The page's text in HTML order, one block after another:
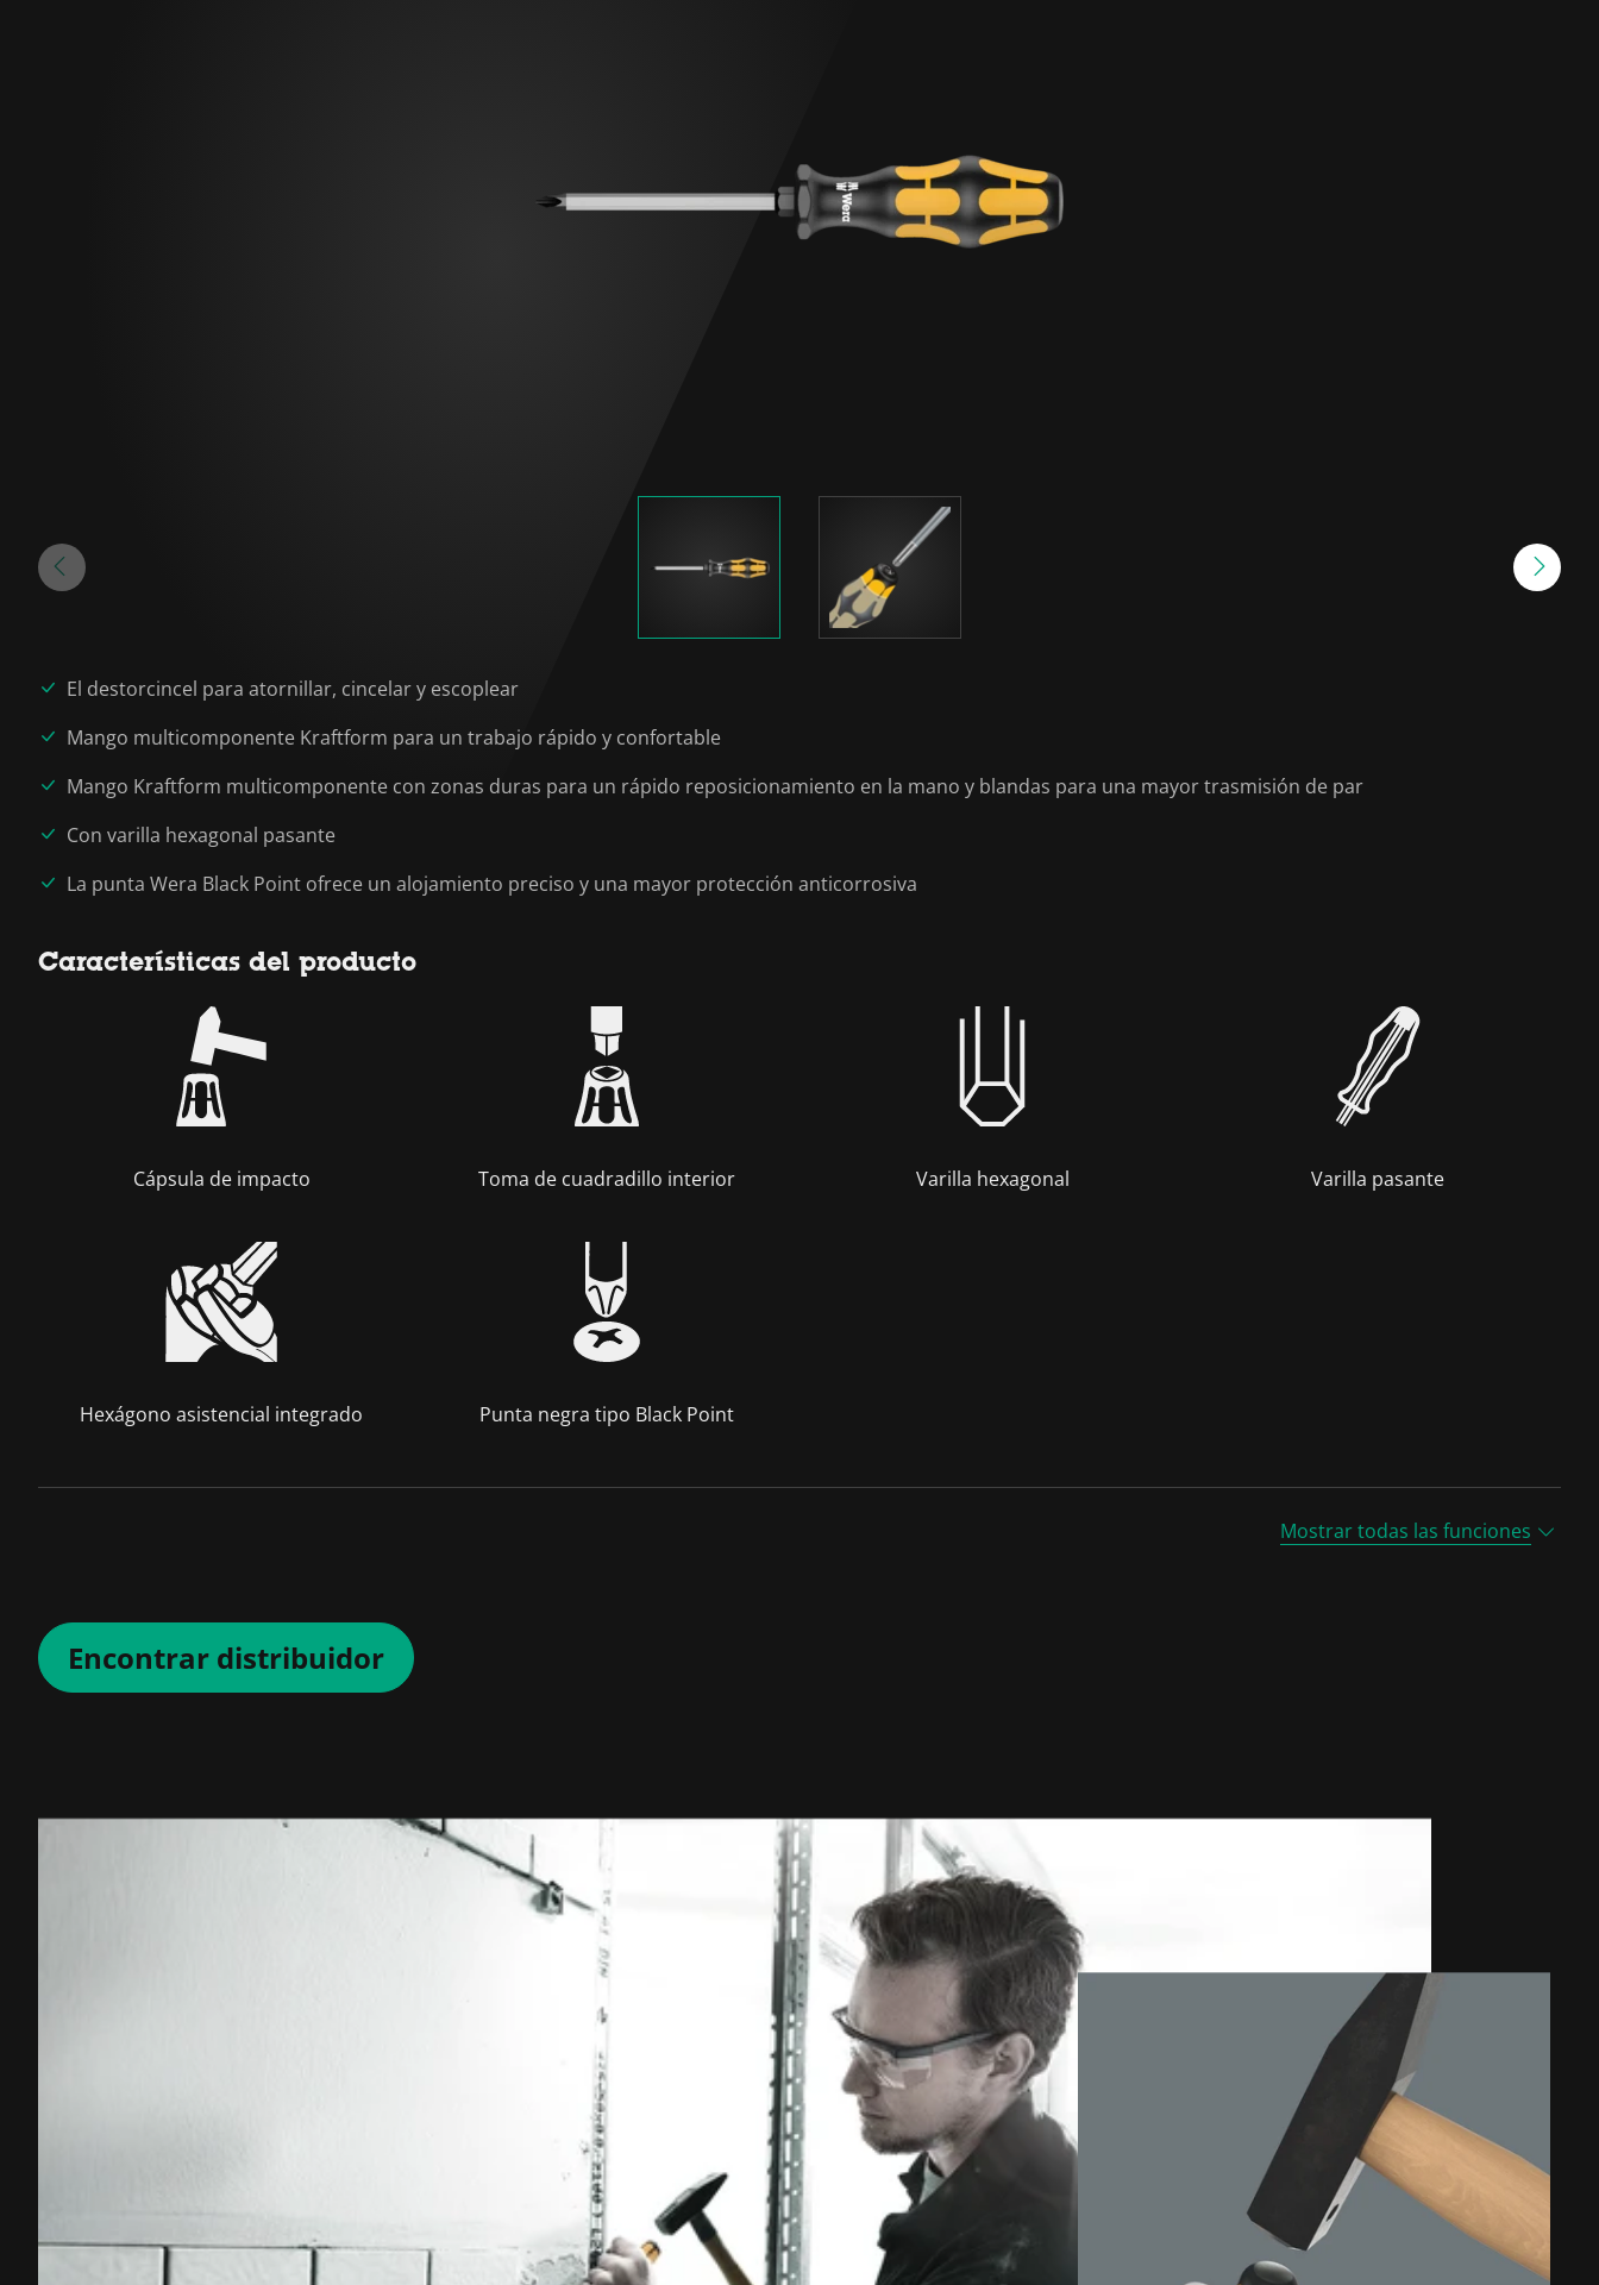
El destorcincel para atornillar, cincelar y escoplear
Mango multicomponente Kraftform para un trabajo rápido y confortable
Mango Kraftform multicomponente con zonas duras para un rápido reposicionamiento en la mano y blandas para una mayor trasmisión de par
Con varilla hexagonal pasante
La punta Wera Black Point ofrece un alojamiento preciso y una mayor protección anticorrosiva
Características del producto
Cápsula de impacto Toma de cuadradillo interior Varilla hexagonal Varilla pasante
Hexágono asistencial integrado Punta negra tipo Black Point
Mostrar todas las funciones
Encontrar distribuidor